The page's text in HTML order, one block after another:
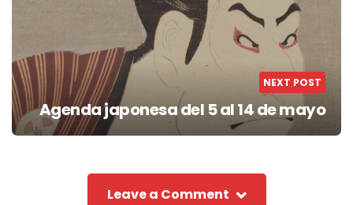
NEXT POST
Agenda japonesa del 5 al 14 de mayo
Leave a Comment